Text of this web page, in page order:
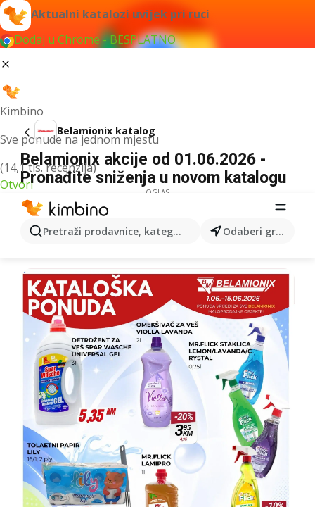
Aktualni katalozi uvijek pri ruci
Dodaj u Chrome - BESPLATNO
Kimbino
Sve ponude na jednom mjestu
(14,1 tis. recenzija)
Otvori
Pretraži prodavnice, kategorije, proizvode... Odaberi grad
Belamionix katalog
Belamionix akcije od 01.06.2026 -
Pronađite sniženja u novom katalogu
OGLAS